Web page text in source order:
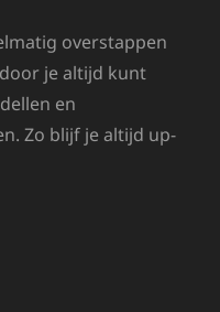
overstappen
je altijd kunt
en
Zo blijf je altijd up-